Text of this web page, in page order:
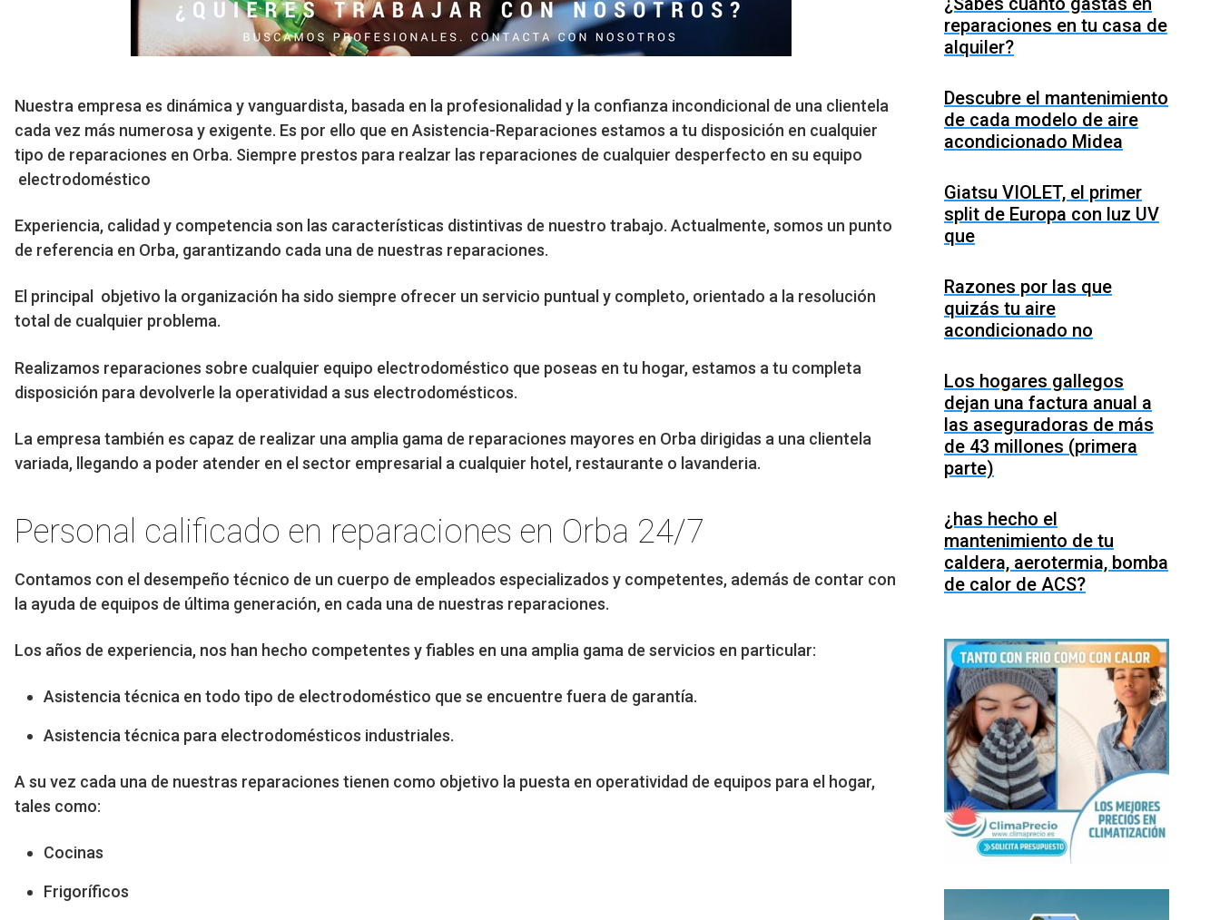
Nuestra empresa es dinámica y vanguardista, basada en la profesionalidad y la confianza incondicional de una clientela
cada vez más numerosa y exigente. Es por ello que en Asistencia-Reparaciones estamos a tu disposición en cualquier
tipo de reparaciones en Orba. Siempre prestos para realzar las reparaciones de cualquier desperfecto en su equipo
electrodoméstico
Experiencia, calidad y competencia son las características distintivas de nuestro trabajo. Actualmente, somos un punto
de referencia en Orba, garantizando cada una de nuestras reparaciones.
El principal objetivo la organización ha sido siempre ofrecer un servicio puntual y completo, orientado a la resolución
total de cualquier problema.
Realizamos reparaciones sobre cualquier equipo electrodoméstico que poseas en tu hogar, estamos a tu completa
disposición para devolverle la operatividad a sus electrodomésticos.
La empresa también es capaz de realizar una amplia gama de reparaciones mayores en Orba dirigidas a una clientela
variada, llegando a poder atender en el sector empresarial a cualquier hotel, restaurante o lavanderia.
Personal calificado en reparaciones en Orba 24/7
Contamos con el desempeño técnico de un cuerpo de empleados especializados y competentes, además de contar con
la ayuda de equipos de última generación, en cada una de nuestras reparaciones.
Los años de experiencia, nos han hecho competentes y fiables en una amplia gama de servicios en particular:
Asistencia técnica en todo tipo de electrodoméstico que se encuentre fuera de garantía.
Asistencia técnica para electrodomésticos industriales.
A su vez cada una de nuestras reparaciones tienen como objetivo la puesta en operatividad de equipos para el hogar,
tales como:
Cocinas
Frigoríficos
reparaciones en tu casa de
alquiler?
Descubre el mantenimiento
de cada modelo de aire
acondicionado Midea
Giatsu VIOLET, el primer
split de Europa con luz UV
que
Razones por las que
quizás tu aire
acondicionado no
Los hogares gallegos
dejan una factura anual a
las aseguradoras de más
de 43 millones (primera
parte)
¿has hecho el
mantenimiento de tu
caldera, aerotermia, bomba
de calor de ACS?